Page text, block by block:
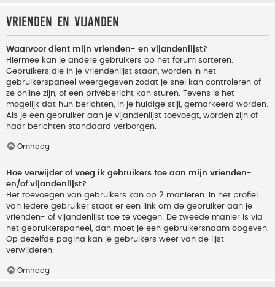
Vrienden en vijanden
Waarvoor dient mijn vrienden- en vijandenlijst?
Hiermee kan je andere gebruikers op het forum sorteren.
Gebruikers die in je vriendenlijst staan, worden in het
gebruikerspaneel weergegeven zodat je snel kan controleren of
ze online zijn, of een privébericht kan sturen. Tevens is het
mogelijk dat hun berichten, in je huidige stijl, gemarkeerd worden.
Als je een gebruiker aan je vijandenlijst toevoegt, worden zijn of
haar berichten standaard verborgen.
Omhoog
Hoe verwijder of voeg ik gebruikers toe aan mijn vrienden-
en/of vijandenlijst?
Het toevoegen van gebruikers kan op 2 manieren. In het profiel
van iedere gebruiker staat er een link om de gebruiker aan je
vrienden- of vijandenlijst toe te voegen. De tweede manier is via
het gebruikerspaneel, dan moet je een gebruikersnaam opgeven.
Op dezelfde pagina kan je gebruikers weer van de lijst
verwijderen.
Omhoog